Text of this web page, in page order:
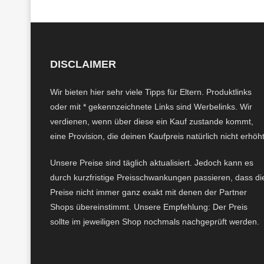
DISCLAIMER
Wir bieten hier sehr viele Tipps für Eltern. Produktlinks
oder mit * gekennzeichnete Links sind Werbelinks. Wir
verdienen, wenn über diese ein Kauf zustande kommt,
eine Provision, die deinen Kaufpreis natürlich nicht
Unsere Preise sind täglich aktualisiert. Jedoch kann es
durch kurzfristige Preisschwankungen passieren, dass
Preise nicht immer ganz exakt mit denen der Partner
Shops übereinstimmt. Unsere Empfehlung: Der Preis
sollte im jeweiligen Shop nochmals nachgeprüft werden.